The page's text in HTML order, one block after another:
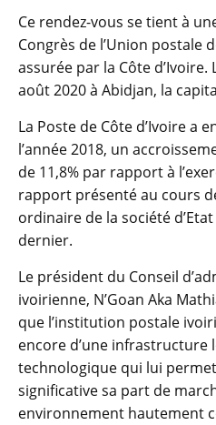
Ce rendez-vous se tient à
Congrès de l’Union postale
assurée par la Côte
août 2020 à Abidjan, la
La Poste de Côte d’Ivoire a
l’année 2018, un
de 11,8% par rapport à
rapport présenté au cours
ordinaire de la société
dernier.
Le président du Conseil
ivoirienne, N’Goan Aka
que l’institution postale
encore d’une infrastructure
technologique qui lui
significative sa part de
environnement hautement